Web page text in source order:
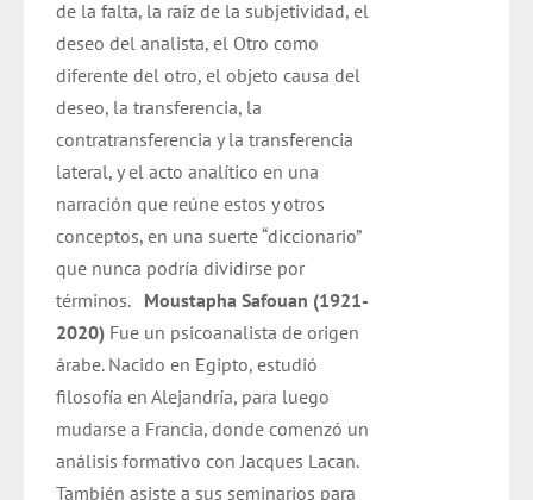
de la falta, la raíz de la subjetividad, el
deseo del analista, el Otro como
diferente del otro, el objeto causa del
deseo, la transferencia, la
contratransferencia y la transferencia
lateral, y el acto analítico en una
narración que reúne estos y otros
conceptos, en una suerte “diccionario”
que nunca podría dividirse por
términos. Moustapha Safouan (1921-
2020) Fue un psicoanalista de origen
árabe. Nacido en Egipto, estudió
filosofía en Alejandría, para luego
mudarse a Francia, donde comenzó un
análisis formativo con Jacques Lacan.
También asiste a sus seminarios para